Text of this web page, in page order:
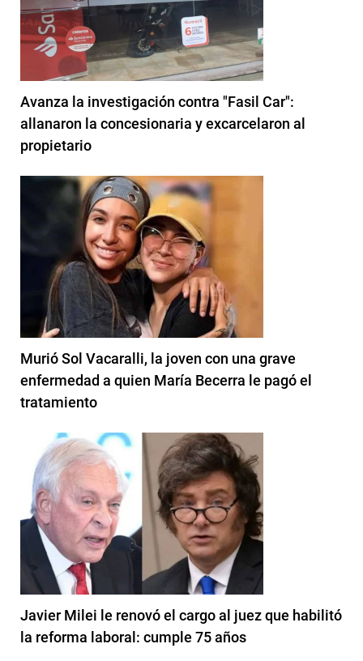
Avanza la investigación contra "Fasil Car":
allanaron la concesionaria y excarcelaron al
propietario
Murió Sol Vacaralli, la joven con una grave
enfermedad a quien María Becerra le pagó el
tratamiento
Javier Milei le renovó el cargo al juez que habilitó
la reforma laboral: cumple 75 años